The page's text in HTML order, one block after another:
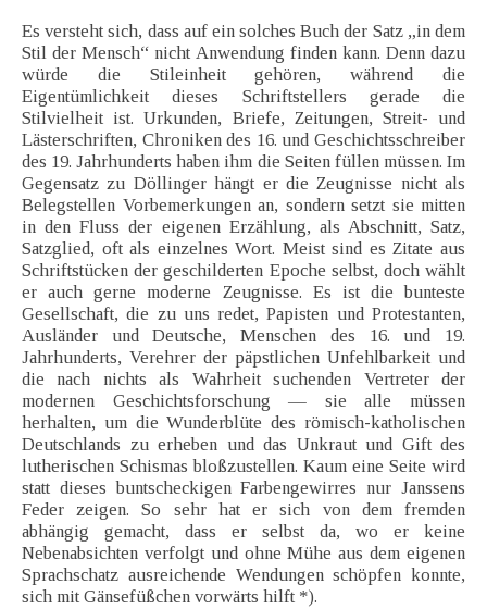
Es versteht sich, dass auf ein solches Buch der Satz „in dem
Stil der Mensch“ nicht Anwendung finden kann. Denn dazu
würde die Stileinheit gehören, während die
Eigentümlichkeit dieses Schriftstellers gerade die
Stilvielheit ist. Urkunden, Briefe, Zeitungen, Streit- und
Lästerschriften, Chroniken des 16. und Geschichtsschreiber
des 19. Jahrhunderts haben ihm die Seiten füllen müssen. Im
Gegensatz zu Döllinger hängt er die Zeugnisse nicht als
Belegstellen Vorbemerkungen an, sondern setzt sie mitten
in den Fluss der eigenen Erzählung, als Abschnitt, Satz,
Satzglied, oft als einzelnes Wort. Meist sind es Zitate aus
Schriftstücken der geschilderten Epoche selbst, doch wählt
er auch gerne moderne Zeugnisse. Es ist die bunteste
Gesellschaft, die zu uns redet, Papisten und Protestanten,
Ausländer und Deutsche, Menschen des 16. und 19.
Jahrhunderts, Verehrer der päpstlichen Unfehlbarkeit und
die nach nichts als Wahrheit suchenden Vertreter der
modernen Geschichtsforschung — sie alle müssen
herhalten, um die Wunderblüte des römisch-katholischen
Deutschlands zu erheben und das Unkraut und Gift des
lutherischen Schismas bloßzustellen. Kaum eine Seite wird
statt dieses buntscheckigen Farbengewirres nur Janssens
Feder zeigen. So sehr hat er sich von dem fremden
abhängig gemacht, dass er selbst da, wo er keine
Nebenabsichten verfolgt und ohne Mühe aus dem eigenen
Sprachschatz ausreichende Wendungen schöpfen konnte,
sich mit Gänsefüßchen vorwärts hilft *).